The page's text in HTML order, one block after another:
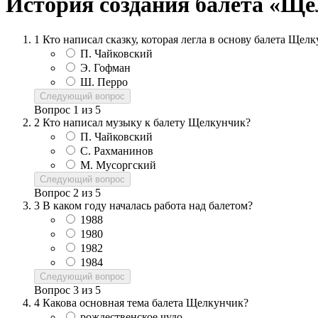
1 Кто написал сказку, которая легла в основу балета
П. Чайковский
Э. Гофман
Ш. Перро
Следующий вопрос
Вопрос 1 из 5
2 Кто написал музыку к балету Щелкунчик?
П. Чайковский
С. Рахманинов
М. Мусоргский
Следующий вопрос
Вопрос 2 из 5
3 В каком году началась работа над балетом?
1988
1980
1982
1984
Следующий вопрос
Вопрос 3 из 5
4 Какова основная тема балета Щелкунчик?